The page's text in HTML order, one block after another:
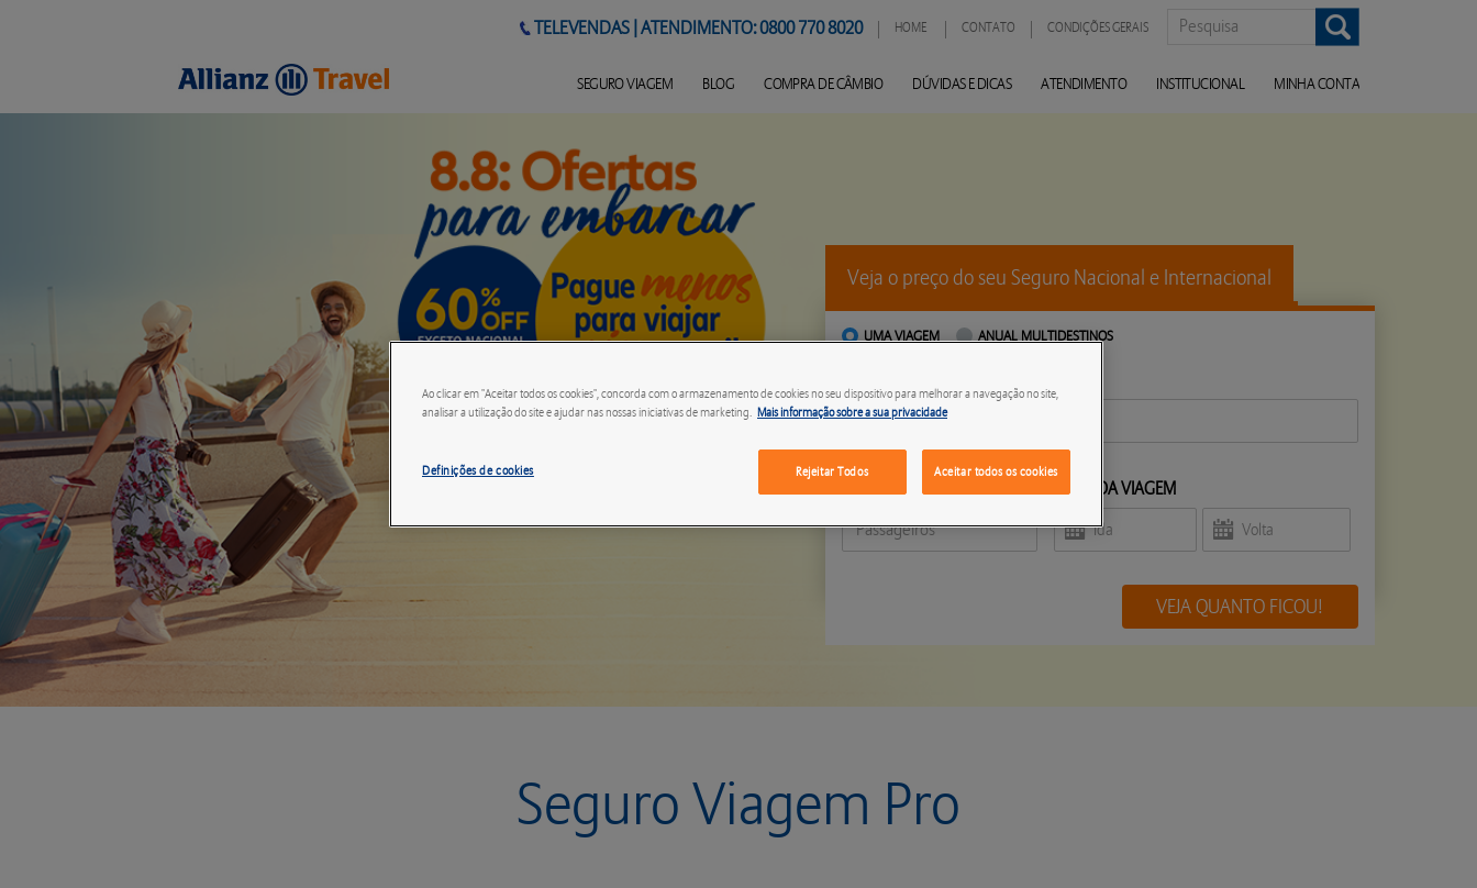
TELEVENDAS | ATENDIMENTO: 0800 770 8020 HOME CONTATO CONDIÇÕES GERAIS
SEGURO VIAGEM BLOG COMPRA DE CÂMBIO DÚVIDAS E DICAS ATENDIMENTO INSTITUCIONAL MINHA CONTA
Veja o preço do seu Seguro Nacional e Internacional
UMA VIAGEM ANUAL MULTIDESTINOS
Para viagem Nacional digite Brasil
QUANTOS PASSAGEIROS? DATA DA VIAGEM
VEJA QUANTO FICOU!
Seguro Viagem Pro
Ao clicar em "Aceitar todos os cookies", concorda com o armazenamento de cookies no seu dispositivo para melhorar a navegação no site,
analisar a utilização do site e ajudar nas nossas iniciativas de marketing. Mais informação sobre a sua privacidade
Rejeitar Todos Aceitar todos os cookies
Definições de cookies